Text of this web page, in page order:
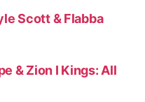
Scott & Flabba
& Zion I Kings: All